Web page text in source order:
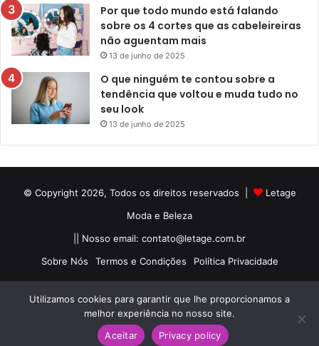
Por que todo mundo está falando
sobre os 4 cortes que as cabeleireiras
não aguentam mais
13 de junho de 2025
O que ninguém te contou sobre a
tendência que voltou e muda tudo no
seu look
13 de junho de 2025
© Copyright 2026, Todos os direitos reservados |
Letage
Moda e Beleza
|| Nosso email: contato@letage.com.br
Sobre Nós
Termos e Condições Política Privacidade
FacebookPinterestInstagram
Utilizamos cookies para garantir que lhe proporcionamos a
melhor experiência no nosso site.
Aceitar
Privacy policy